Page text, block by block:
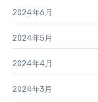
2024年6月
2024年5月
2024年4月
2024年3月